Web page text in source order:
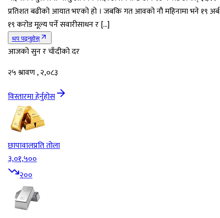
प्रतिशत बढीको आयात भएको हो । जबकि गत आवको नौ महिनामा भने १९ अर्ब
१९ करोड मूल्य पर्ने सवारीसाधन र […]
थप पढ्नुहोस्
आजको सुन र चाँदीको दर
२५ श्रावण , २,०८३
विस्तारमा हेर्नुहोस
छापावालप्रति तोला
३,०१,५००
२००